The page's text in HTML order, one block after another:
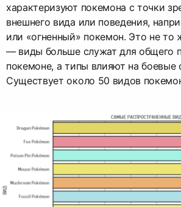
характеризуют покемона с точки
внешнего вида или поведения,
или «огненный» покемон. Это не то
— виды больше служат для общего
покемоне, а типы влияют на боевые
Существует около 50 видов